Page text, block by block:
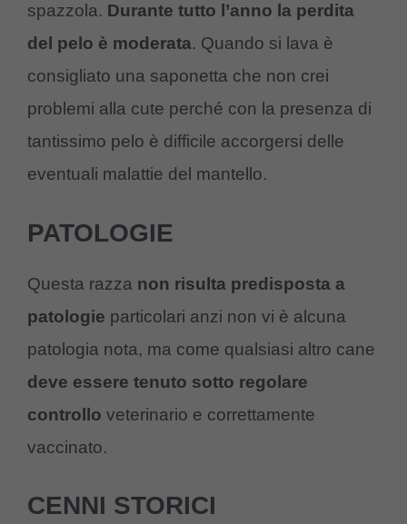
spazzola. Durante tutto l’anno la perdita
del pelo è moderata. Quando si lava è
consigliato una saponetta che non crei
problemi alla cute perché con la presenza di
tantissimo pelo è difficile accorgersi delle
eventuali malattie del mantello.
PATOLOGIE
Questa razza non risulta predisposta a
patologie particolari anzi non vi è alcuna
patologia nota, ma come qualsiasi altro cane
deve essere tenuto sotto regolare
controllo veterinario e correttamente
vaccinato.
CENNI STORICI